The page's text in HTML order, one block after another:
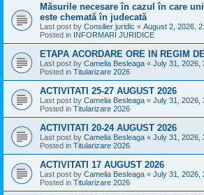
Măsurile necesare în cazul în care
este chemată în judecată
Last post by Consilier juridic « August 2, 2026,
Posted in INFORMARI JURIDICE
ETAPA ACORDARE ORE IN REGIM
Last post by Camelia Besleaga « July 31, 2026,
Posted in Titularizare 2026
ACTIVITATI 25-27 AUGUST 2026
Last post by Camelia Besleaga « July 31, 2026,
Posted in Titularizare 2026
ACTIVITATI 20-24 AUGUST 2026
Last post by Camelia Besleaga « July 31, 2026,
Posted in Titularizare 2026
ACTIVITATI 17 AUGUST 2026
Last post by Camelia Besleaga « July 31, 2026,
Posted in Titularizare 2026